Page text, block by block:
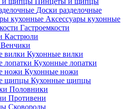
Доски разделочные
Аксессуары кухонные
Гастроемкости
Кастрюли
Венчики
Кухонные вилки
Кухонные лопатки
Кухонные ножи
Кухонные щипцы
Половники
Противени
Сковороды